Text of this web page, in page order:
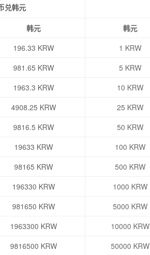
兑韩元
韩元 韩元
196.33 KRW 1 KRW
981.65 KRW 5 KRW
1963.3 KRW 10 KRW
4908.25 KRW 25 KRW
9816.5 KRW 50 KRW
19633 KRW 100 KRW
98165 KRW 500 KRW
196330 KRW 1000 KRW
981650 KRW 5000 KRW
1963300 KRW 10000 KRW
9816500 KRW 50000 KRW